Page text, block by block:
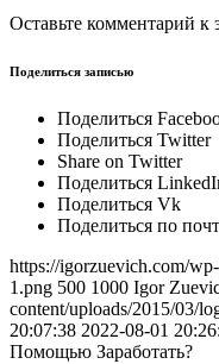
Оставьте комментарий к
Поделиться записью
Поделиться
Поделиться Twitter
Share on Twitter
Поделиться
Поделиться Vk
Поделиться по
https://igorzuevich.com/
1.png 500 1000 Igor
content/uploads/2015/03/
20:07:38 2022-08-01
Помощью Заработать?